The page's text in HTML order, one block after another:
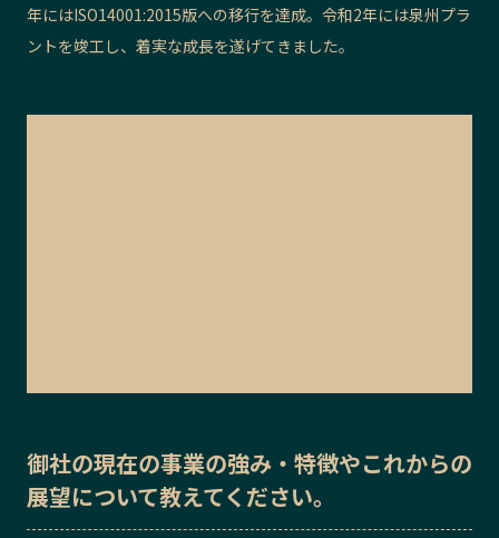
年にはISO14001:2015版への移行を達成。令和2年には泉州プラ
ントを竣工し、着実な成長を遂げてきました。
御社の現在の事業の強み・特徴やこれからの
展望について教えてください。